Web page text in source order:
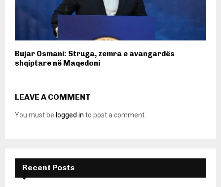
Bujar Osmani: Struga, zemra e avangardës
shqiptare në Maqedoni
LEAVE A COMMENT
You must be logged in to post a comment.
Recent Posts